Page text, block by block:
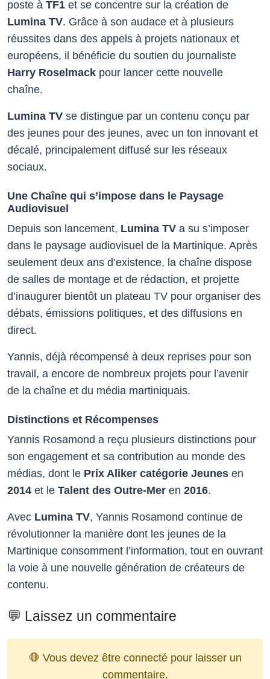
poste à TF1 et se concentre sur la création de
Lumina TV. Grâce à son audace et à plusieurs
réussites dans des appels à projets nationaux et
européens, il bénéficie du soutien du journaliste
Harry Roselmack pour lancer cette nouvelle
chaîne.
Lumina TV se distingue par un contenu conçu par
des jeunes pour des jeunes, avec un ton innovant et
décalé, principalement diffusé sur les réseaux
sociaux.
Une Chaîne qui s’impose dans le Paysage
Audiovisuel
Depuis son lancement, Lumina TV a su s’imposer
dans le paysage audiovisuel de la Martinique. Après
seulement deux ans d’existence, la chaîne dispose
de salles de montage et de rédaction, et projette
d’inaugurer bientôt un plateau TV pour organiser des
débats, émissions politiques, et des diffusions en
direct.
Yannis, déjà récompensé à deux reprises pour son
travail, a encore de nombreux projets pour l’avenir
de la chaîne et du média martiniquais.
Distinctions et Récompenses
Yannis Rosamond a reçu plusieurs distinctions pour
son engagement et sa contribution au monde des
médias, dont le Prix Aliker catégorie Jeunes en
2014 et le Talent des Outre-Mer en 2016.
Avec Lumina TV, Yannis Rosamond continue de
révolutionner la manière dont les jeunes de la
Martinique consomment l’information, tout en ouvrant
la voie à une nouvelle génération de créateurs de
contenu.
💬 Laissez un commentaire
🛑 Vous devez être connecté pour laisser un
commentaire.